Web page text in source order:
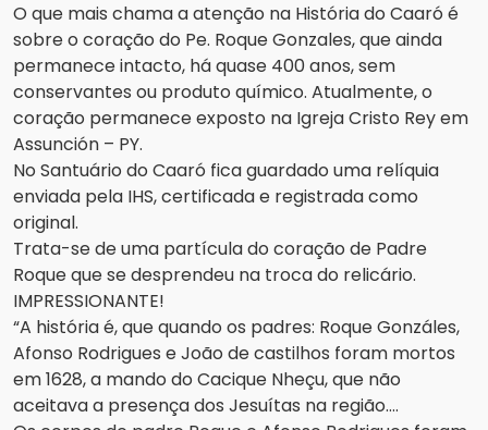
O que mais chama a atenção na História do Caaró é
sobre o coração do Pe. Roque Gonzales, que ainda
permanece intacto, há quase 400 anos, sem
conservantes ou produto químico. Atualmente, o
coração permanece exposto na Igreja Cristo Rey em
Assunción – PY.
No Santuário do Caaró fica guardado uma relíquia
enviada pela IHS, certificada e registrada como
original.
Trata-se de uma partícula do coração de Padre
Roque que se desprendeu na troca do relicário.
IMPRESSIONANTE!
“A história é, que quando os padres: Roque Gonzáles,
Afonso Rodrigues e João de castilhos foram mortos
em 1628, a mando do Cacique Nheçu, que não
aceitava a presença dos Jesuítas na região….